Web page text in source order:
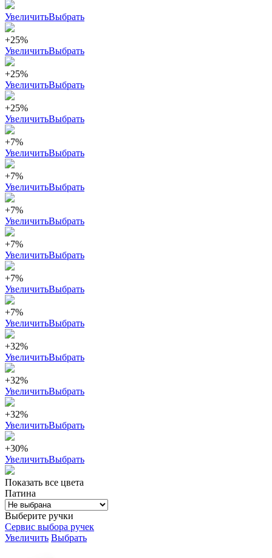
УвеличитьВыбрать
+25%
УвеличитьВыбрать
+25%
УвеличитьВыбрать
+25%
УвеличитьВыбрать
+7%
УвеличитьВыбрать
+7%
УвеличитьВыбрать
+7%
УвеличитьВыбрать
+7%
УвеличитьВыбрать
+7%
УвеличитьВыбрать
+7%
УвеличитьВыбрать
+32%
УвеличитьВыбрать
+32%
УвеличитьВыбрать
+32%
УвеличитьВыбрать
+30%
УвеличитьВыбрать
Показать все цвета
Патина
Выберите ручки
Сервис выбора ручек
Увеличить Выбрать